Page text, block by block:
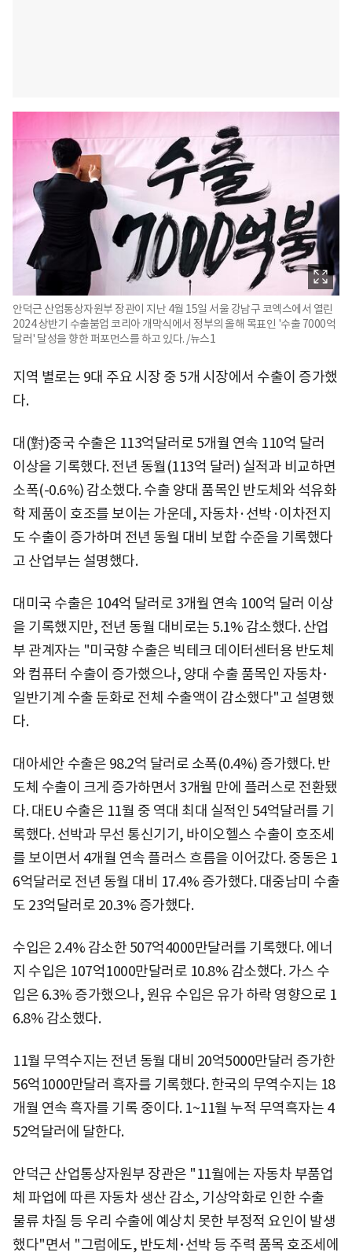
안덕근 산업통상자원부 장관이 지난 4월 15일 서울 강남구 코엑스에서 열린
2024 상반기 수출붐업 코리아 개막식에서 정부의 올해 목표인 '수출 7000억
달러' 달성을 향한 퍼포먼스를 하고 있다. /뉴스1
지역 별로는 9대 주요 시장 중 5개 시장에서 수출이 증가했
다.
대(對)중국 수출은 113억달러로 5개월 연속 110억 달러
이상을 기록했다. 전년 동월(113억 달러) 실적과 비교하면
소폭(-0.6%) 감소했다. 수출 양대 품목인 반도체와 석유화
학 제품이 호조를 보이는 가운데, 자동차·선박·이차전지
도 수출이 증가하며 전년 동월 대비 보합 수준을 기록했다
고 산업부는 설명했다.
대미국 수출은 104억 달러로 3개월 연속 100억 달러 이상
을 기록했지만, 전년 동월 대비로는 5.1% 감소했다. 산업
부 관계자는 "미국향 수출은 빅테크 데이터센터용 반도체
와 컴퓨터 수출이 증가했으나, 양대 수출 품목인 자동차･
일반기계 수출 둔화로 전체 수출액이 감소했다"고 설명했
다.
대아세안 수출은 98.2억 달러로 소폭(0.4%) 증가했다. 반
도체 수출이 크게 증가하면서 3개월 만에 플러스로 전환됐
다. 대EU 수출은 11월 중 역대 최대 실적인 54억달러를 기
록했다. 선박과 무선 통신기기, 바이오헬스 수출이 호조세
를 보이면서 4개월 연속 플러스 흐름을 이어갔다. 중동은 1
6억달러로 전년 동월 대비 17.4% 증가했다. 대중남미 수출
도 23억달러로 20.3% 증가했다.
수입은 2.4% 감소한 507억4000만달러를 기록했다. 에너
지 수입은 107억1000만달러로 10.8% 감소했다. 가스 수
입은 6.3% 증가했으나, 원유 수입은 유가 하락 영향으로 1
6.8% 감소했다.
11월 무역수지는 전년 동월 대비 20억5000만달러 증가한
56억1000만달러 흑자를 기록했다. 한국의 무역수지는 18
개월 연속 흑자를 기록 중이다. 1~11월 누적 무역흑자는 4
52억달러에 달한다.
안덕근 산업통상자원부 장관은 "11월에는 자동차 부품업
체 파업에 따른 자동차 생산 감소, 기상악화로 인한 수출
물류 차질 등 우리 수출에 예상치 못한 부정적 요인이 발생
했다"면서 "그럼에도, 반도체･선박 등 주력 품목 호조세에